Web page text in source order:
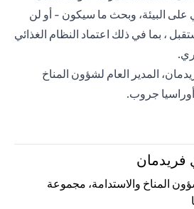
على البيئة، وبحث ما سيكون - أو لن
، بما في ذلك اعتماد النظام الغذائي
المدير العام لشؤون المناخ
جروب.
فريدمان
المناخ والاستدامة، مجموعة